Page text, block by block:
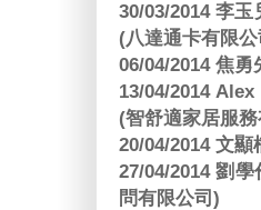
30/03/2014 李
(八達通卡有限
06/04/2014 焦
13/04/2014
(智舒適家居服
20/04/2014 文
27/04/2014 劉
問有限公司)